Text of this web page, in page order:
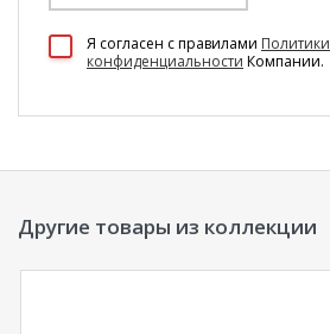
Я согласен c правилами Политики
конфиденциальности Компании.
Другие товары из коллекции